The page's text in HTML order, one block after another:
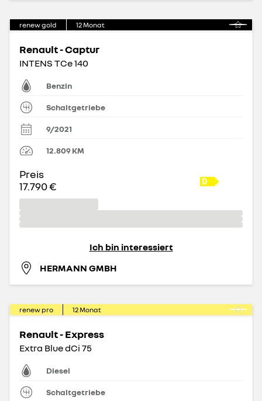
renew gold 12Monat
Renault - Captur
INTENS TCe 140
Benzin
Schaltgetriebe
9/2021
12.809KM
Preis
17.790 €
Ich bin interessiert
HERMANN GMBH
renew pro 12Monat
Renault - Express
Extra Blue dCi 75
Diesel
Schaltgetriebe